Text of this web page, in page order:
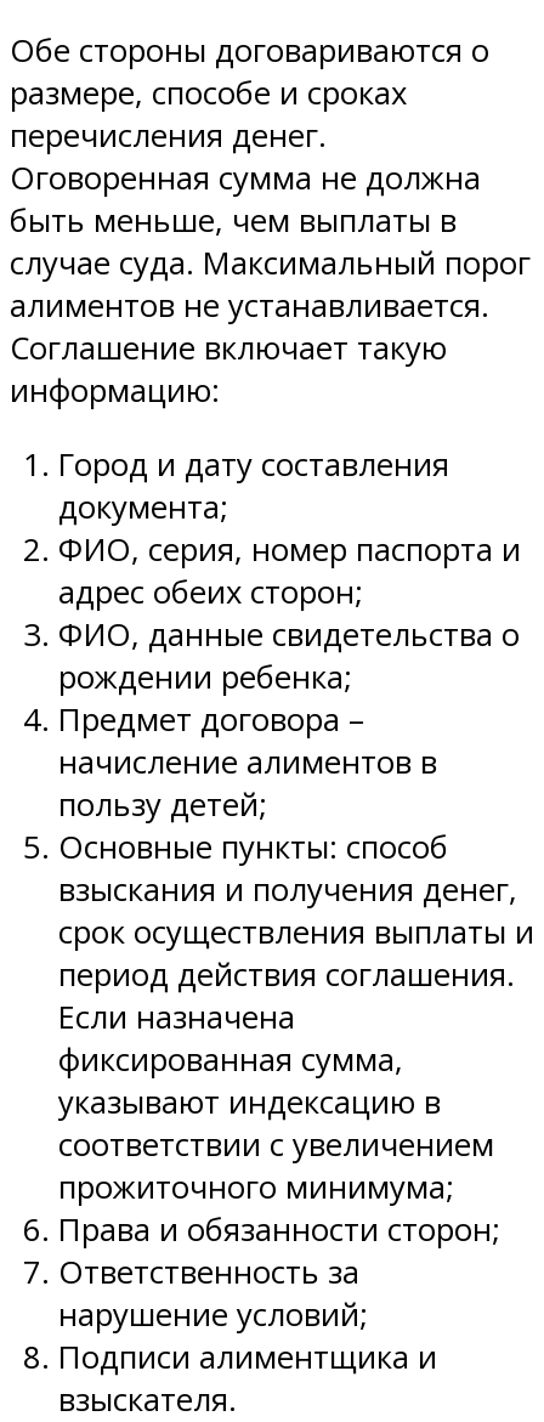
Обе стороны договариваются о
размере, способе и сроках
перечисления денег.
Оговоренная сумма не должна
быть меньше, чем выплаты в
случае суда. Максимальный порог
алиментов не устанавливается.
Соглашение включает такую
информацию:
Город и дату составления
документа;
ФИО, серия, номер паспорта и
адрес обеих сторон;
ФИО, данные свидетельства о
рождении ребенка;
Предмет договора –
начисление алиментов в
пользу детей;
Основные пункты: способ
взыскания и получения денег,
срок осуществления выплаты и
период действия соглашения.
Если назначена
фиксированная сумма,
указывают индексацию в
соответствии с увеличением
прожиточного минимума;
Права и обязанности сторон;
Ответственность за
нарушение условий;
Подписи алиментщика и
взыскателя.